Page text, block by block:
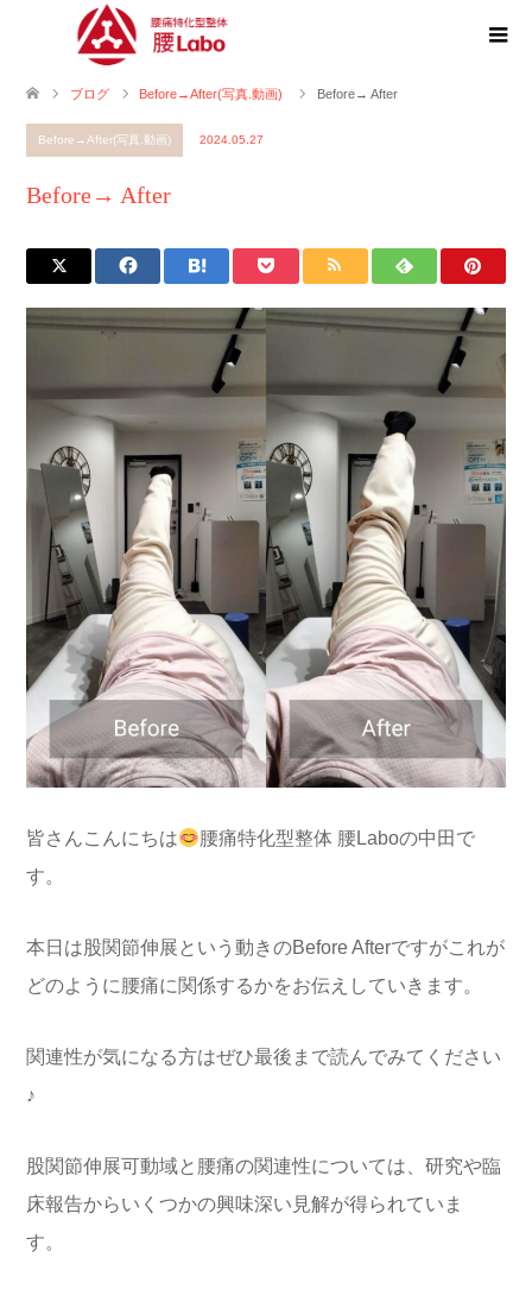
ブログ Before→After(写真.動画) Before→ After
Before→After(写真.動画) 2024.05.27
Before→ After
皆さんこんにちは
腰痛特化型整体 腰Laboの中田で
す。
本日は股関節伸展という動きのBefore Afterですがこれが
どのように腰痛に関係するかをお伝えしていきます。
関連性が気になる方はぜひ最後まで読んでみてください
♪
股関節伸展可動域と腰痛の関連性については、研究や臨
床報告からいくつかの興味深い見解が得られていま
す。